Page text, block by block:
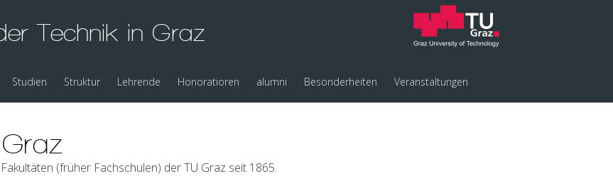
Technik in Graz
Studien Struktur Lehrende Honoratioren alumni Besonderheiten Veranstaltungen
(früher Fachschulen) der TU Graz seit 1865.